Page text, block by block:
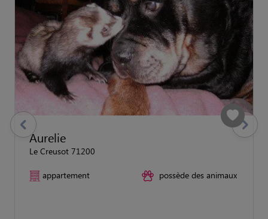
Aurelie
Le Creusot 71200
appartement possède des animaux
previous Suivant